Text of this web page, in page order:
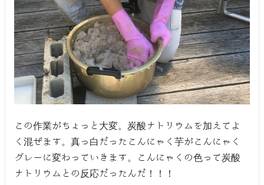
この作業がちょっと大変。炭酸ナトリウムを加えてよ
く混ぜます。真っ白だったこんにゃく芋がこんにゃく
グレーに変わっていきます。こんにゃくの色って炭酸
ナトリウムとの反応だったんだ！！！